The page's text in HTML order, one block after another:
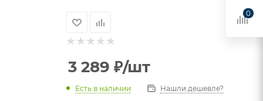
3 289 ₽/шт
Есть в наличии Нашли дешевле?
0